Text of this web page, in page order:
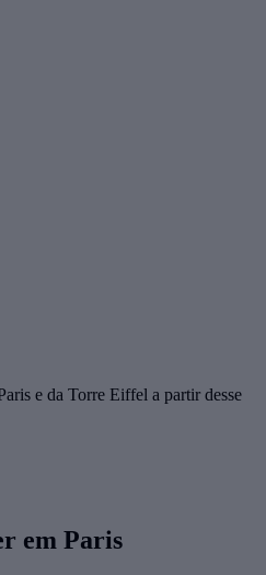
e da Torre Eiffel a partir desse
em Paris